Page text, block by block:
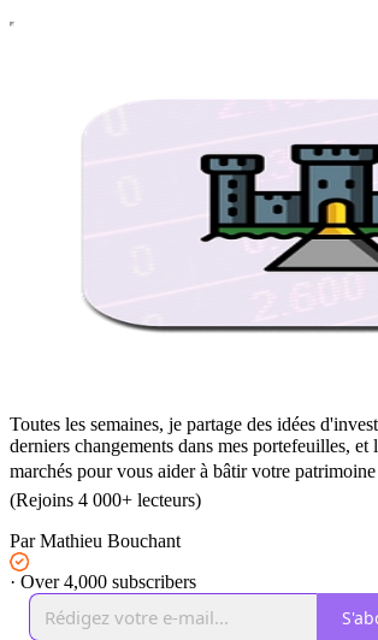
Toutes les semaines, je partage des idées
derniers changements dans mes portefeuilles, et
marchés pour vous aider à bâtir votre
(Rejoins 4 000+ lecteurs)
Par Mathieu Bouchant
· Over 4,000 subscribers